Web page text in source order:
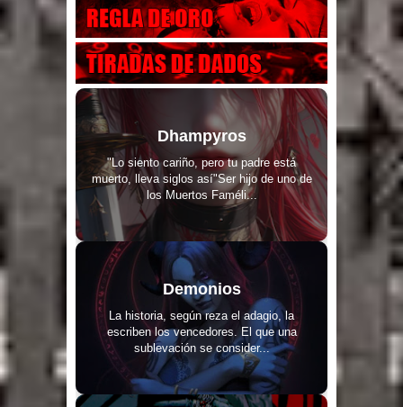
Dhampyros
"Lo siento cariño, pero tu padre está
muerto, lleva siglos así"Ser hijo de uno de
los Muertos Faméli...
Demonios
La historia, según reza el adagio, la
escriben los vencedores. El que una
sublevación se consider...